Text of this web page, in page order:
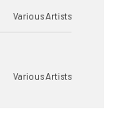
Various Artists
Various Artists